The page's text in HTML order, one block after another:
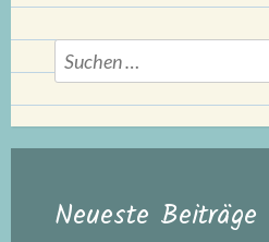
Suchen
nach:
Neueste Beiträge